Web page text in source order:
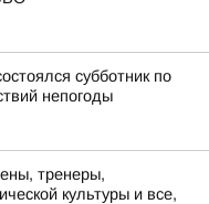
субботник по
непогоды
тренеры,
культуры и все,